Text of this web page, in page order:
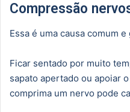
Compressão
Essa é uma causa comum
Ficar sentado por muito
sapato apertado ou apoiar
comprima um nervo pode